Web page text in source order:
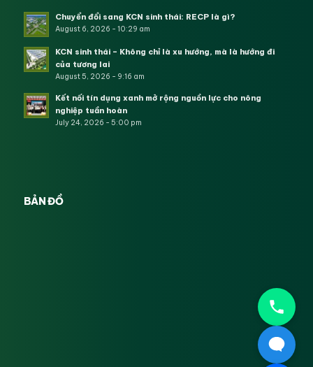
Chuyển đổi sang KCN sinh thái: RECP là gì?
August 6, 2026 - 10:29 am
KCN sinh thái – Không chỉ là xu hướng, mà là hướng đi
của tương lai
August 5, 2026 - 9:16 am
Kết nối tín dụng xanh mở rộng nguồn lực cho nông
nghiệp tuần hoàn
July 24, 2026 - 5:00 pm
BẢN ĐỒ